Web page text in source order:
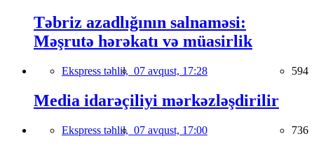
Təbriz azadlığının salnaməsi:
Məşrutə hərəkatı və müasirlik
Ekspress təhlil, 07 avqust, 17:28 594
Media idarəçiliyi mərkəzləşdirilir
Ekspress təhlil, 07 avqust, 17:00 736